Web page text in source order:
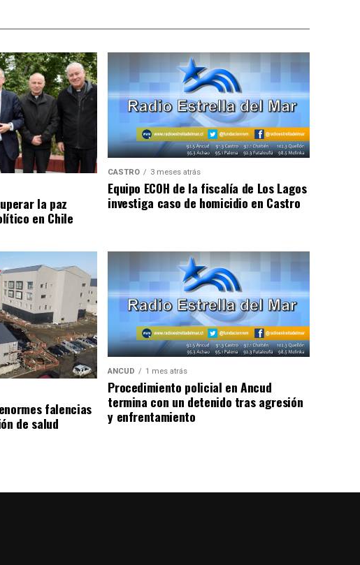
la paz
en Chile
CASTRO 3 meses atrás
Equipo ECOH de la fiscalía de Los Lagos
investiga caso de homicidio en Castro
falencias
de salud
ANCUD 1 mes atrás
Procedimiento policial en Ancud
termina con un detenido tras agresión
y enfrentamiento